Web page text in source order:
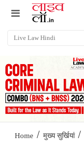
Home / मुख्य सुर्खियां /